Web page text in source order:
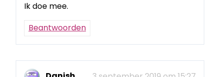
Ik doe mee.
Beantwoorden